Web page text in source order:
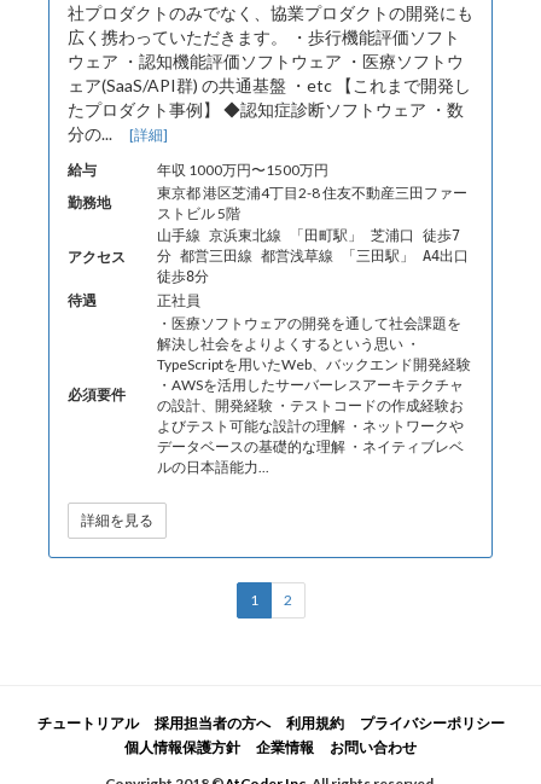
社プロダクトのみでなく、協業プロダクトの開発にも
広く携わっていただきます。 ・歩行機能評価ソフト
ウェア ・認知機能評価ソフトウェア ・医療ソフトウ
ェア(SaaS/API群) の共通基盤 ・etc 【これまで開発し
たプロダクト事例】 ◆認知症診断ソフトウェア ・数
分の... [詳細]
給与
年収 1000万円〜1500万円
勤務地
東京都 港区芝浦4丁目2-8 住友不動産三田ファー
ストビル 5階
アクセス
山手線 京浜東北線 「田町駅」 芝浦口 徒歩7
分 都営三田線 都営浅草線 「三田駅」 A4出口
徒歩8分
待遇 正社員
必須要件
・医療ソフトウェアの開発を通して社会課題を
解決し社会をよりよくするという思い ・
TypeScriptを用いたWeb、バックエンド開発経験
・AWSを活用したサーバーレスアーキテクチャ
の設計、開発経験 ・テストコードの作成経験お
よびテスト可能な設計の理解 ・ネットワークや
データベースの基礎的な理解 ・ネイティブレベ
ルの日本語能力...
詳細を見る
1 2
チュートリアル 採用担当者の方へ 利用規約
プライバシーポリシー
個人情報保護方針
企業情報
お問い合わせ